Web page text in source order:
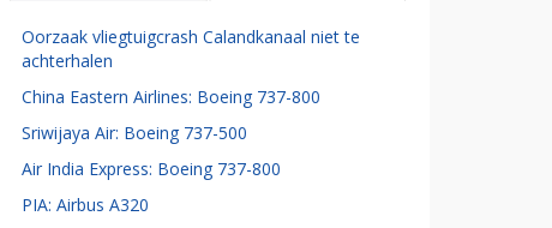
Oorzaak vliegtuigcrash Calandkanaal niet te
achterhalen
China Eastern Airlines: Boeing 737-800
Sriwijaya Air: Boeing 737-500
Air India Express: Boeing 737-800
PIA: Airbus A320